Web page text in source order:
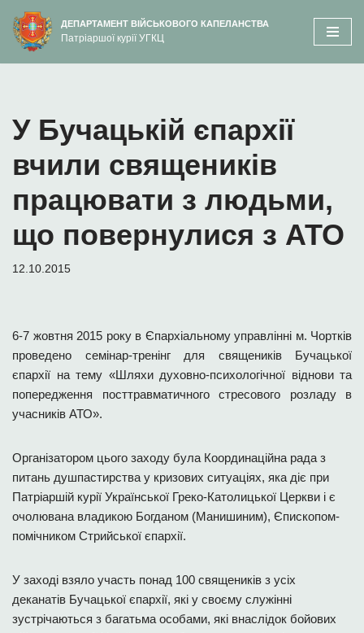
вмісту
Перейти
до
ДЕПАРТАМЕНТ ВІЙСЬКОВОГО КАПЕЛАНСТВА
Патріаршої курії УГКЦ
У Бучацькій єпархії
вчили священиків
працювати з людьми,
що повернулися з АТО
12.10.2015
6-7 жовтня 2015 року в Єпархіальному управлінні м. Чортків
проведено семінар-тренінг для священиків Бучацької
єпархії на тему «Шляхи духовно-психологічної віднови та
попередження посттравматичного стресового розладу в
учасників АТО».
Організатором цього заходу була Координаційна рада з
питань душпастирства у кризових ситуаціях, яка діє при
Патріаршій курії Української Греко-Католицької Церкви і є
очолювана владикою Богданом (Манишиним), Єпископом-
помічником Стрийської єпархії.
У заході взяло участь понад 100 священиків з усіх
деканатів Бучацької єпархії, які у своєму служінні
зустрічаються з багатьма особами, які внаслідок бойових